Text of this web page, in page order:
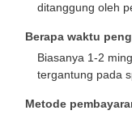
ditanggung oleh
Berapa waktu
Biasanya 1-2
tergantung pada
Metode